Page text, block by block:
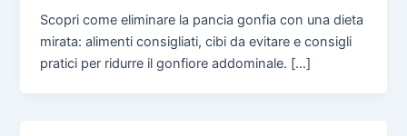
Scopri come eliminare la pancia gonfia con una dieta
mirata: alimenti consigliati, cibi da evitare e consigli
pratici per ridurre il gonfiore addominale. […]